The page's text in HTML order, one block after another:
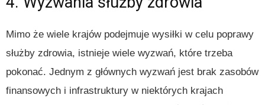
Mimo że wiele krajów podejmuje wysiłki w celu poprawy
służby zdrowia, istnieje wiele wyzwań, które trzeba
pokonać. Jednym z głównych wyzwań jest brak zasobów
finansowych i infrastruktury w niektórych krajach